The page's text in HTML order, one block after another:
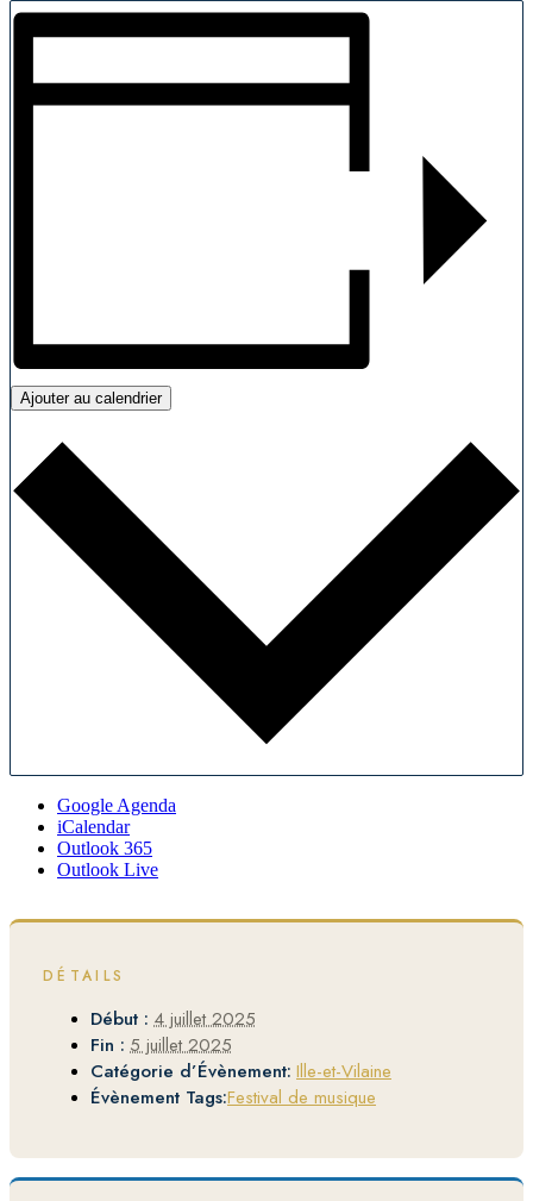
Ajouter au calendrier
Google Agenda
iCalendar
Outlook 365
Outlook Live
DÉTAILS
Début : 4 juillet 2025
Fin : 5 juillet 2025
Catégorie d’Évènement: Ille-et-Vilaine
Évènement Tags:Festival de musique